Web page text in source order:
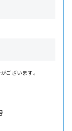
ございます。